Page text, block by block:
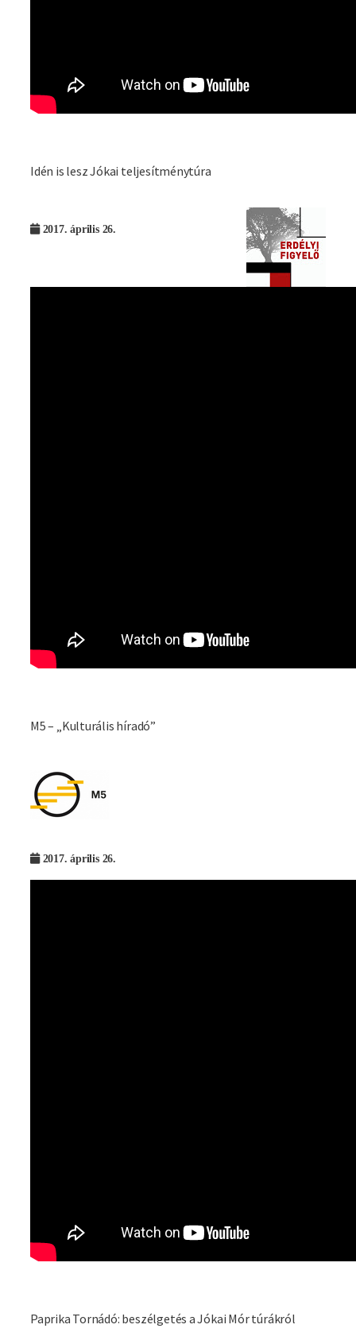
Idén is lesz Jókai teljesítménytúra
2017. április 26.
M5 – „Kulturális híradó”
Imagine
2017. április 26.
Paprika Tornádó: beszélgetés a Jókai Mór túrákról